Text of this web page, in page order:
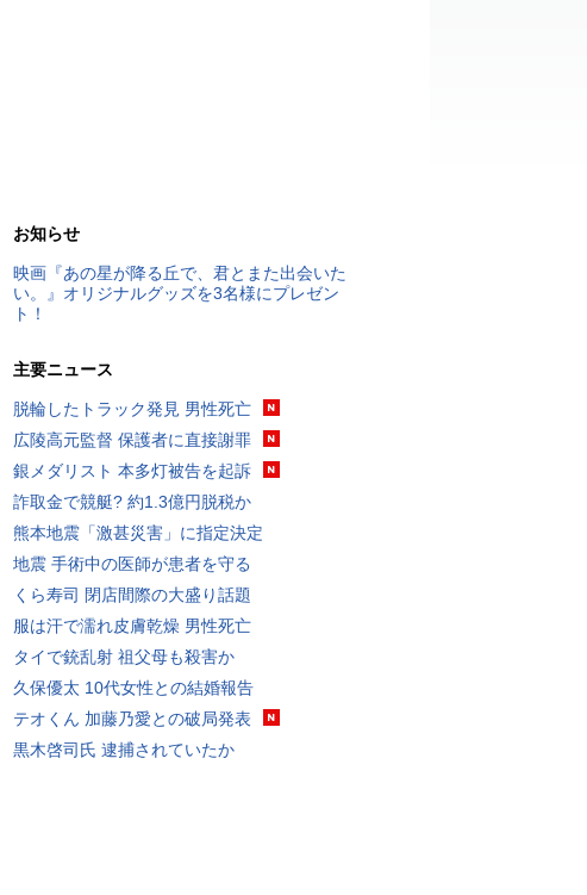
お知らせ
映画『あの星が降る丘で、君とまた出会いた
い。』オリジナルグッズを3名様にプレゼン
ト！
主要ニュース
脱輪したトラック発見 男性死亡
広陵高元監督 保護者に直接謝罪
銀メダリスト 本多灯被告を起訴
詐取金で競艇? 約1.3億円脱税か
熊本地震「激甚災害」に指定決定
地震 手術中の医師が患者を守る
くら寿司 閉店間際の大盛り話題
服は汗で濡れ皮膚乾燥 男性死亡
タイで銃乱射 祖父母も殺害か
久保優太 10代女性との結婚報告
テオくん 加藤乃愛との破局発表
黒木啓司氏 逮捕されていたか